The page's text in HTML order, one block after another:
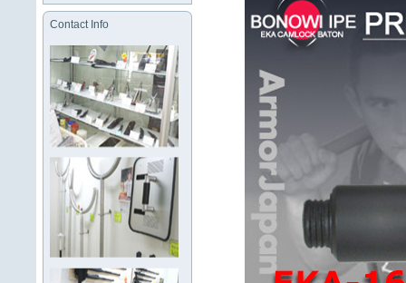
Contact Info